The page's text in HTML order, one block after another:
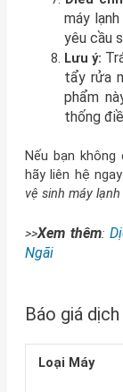
máy
yêu cầu
Lưu ý:
tẩy rửa
phẩm
thống
Nếu bạn
hãy liên hệ
vệ sinh máy
>>Xem thêm:
Ngãi
Báo giá
Loại Máy